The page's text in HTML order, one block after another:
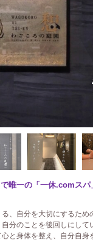
で唯一の「一休.comス
る、自分を大切にするため
分のことを後回しにして
と身体を整え、自分自身